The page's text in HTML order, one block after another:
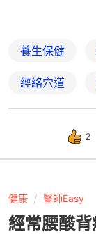
養生保健
經絡穴道
2
健康 醫師Easy
經常腰酸背